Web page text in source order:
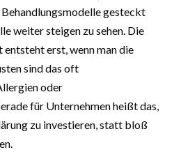
gesteckt
weiter steigen zu sehen. Die
erst, wenn man die
sind das oft
oder
für Unternehmen heißt das,
zu investieren, statt bloß